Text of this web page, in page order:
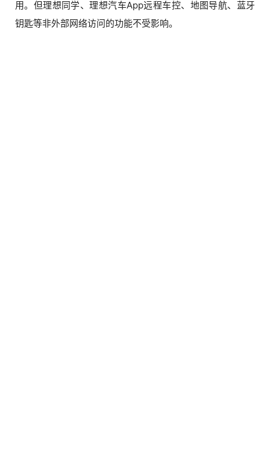
用。但理想同学、理想汽车App远程车控、地图导航、蓝牙
钥匙等非外部网络访问的功能不受影响。